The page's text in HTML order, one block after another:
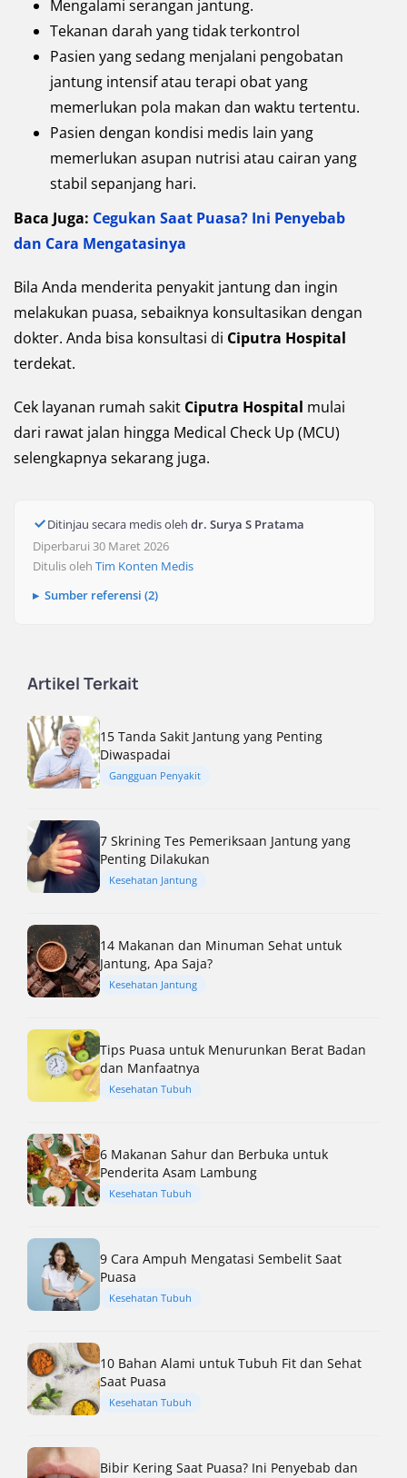
Mengalami serangan jantung.
Tekanan darah yang tidak terkontrol
Pasien yang sedang menjalani pengobatan
jantung intensif atau terapi obat yang
memerlukan pola makan dan waktu tertentu.
Pasien dengan kondisi medis lain yang
memerlukan asupan nutrisi atau cairan yang
stabil sepanjang hari.
Baca Juga: Cegukan Saat Puasa? Ini Penyebab
dan Cara Mengatasinya
Bila Anda menderita penyakit jantung dan ingin
melakukan puasa, sebaiknya konsultasikan dengan
dokter. Anda bisa konsultasi di Ciputra Hospital
terdekat.
Cek layanan rumah sakit Ciputra Hospital mulai
dari rawat jalan hingga Medical Check Up (MCU)
selengkapnya sekarang juga.
Ditinjau secara medis oleh dr. Surya S Pratama
Diperbarui 30 Maret 2026
Ditulis oleh Tim Konten Medis
Sumber referensi (2)
Artikel Terkait
15 Tanda Sakit Jantung yang Penting
Diwaspadai
Gangguan Penyakit
7 Skrining Tes Pemeriksaan Jantung yang
Penting Dilakukan
Kesehatan Jantung
14 Makanan dan Minuman Sehat untuk
Jantung, Apa Saja?
Kesehatan Jantung
Tips Puasa untuk Menurunkan Berat Badan
dan Manfaatnya
Kesehatan Tubuh
6 Makanan Sahur dan Berbuka untuk
Penderita Asam Lambung
Kesehatan Tubuh
9 Cara Ampuh Mengatasi Sembelit Saat
Puasa
Kesehatan Tubuh
10 Bahan Alami untuk Tubuh Fit dan Sehat
Saat Puasa
Kesehatan Tubuh
Bibir Kering Saat Puasa? Ini Penyebab dan